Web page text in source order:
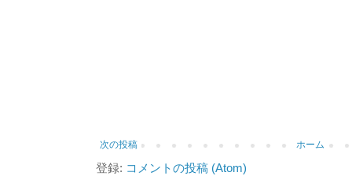
次の投稿 ホーム
登録: コメントの投稿 (Atom)